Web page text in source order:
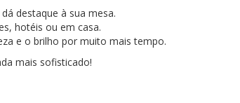
destaque à sua mesa.
hotéis ou em casa.
e o brilho por muito mais tempo.
mais sofisticado!